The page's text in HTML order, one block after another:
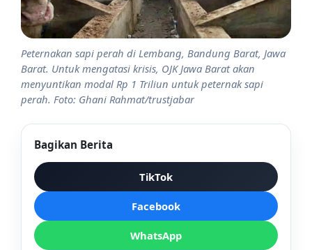
Peternakan sapi perah di Lembang, Bandung Barat, Jawa
Barat. Untuk mengatasi krisis, OJK Jawa Barat akan
menyuntikan modal Rp 1 Triliun untuk peternak sapi
perah. Foto: Ghani Rahmat/trustjabar
Bagikan Berita
TikTok
Facebook
WhatsApp